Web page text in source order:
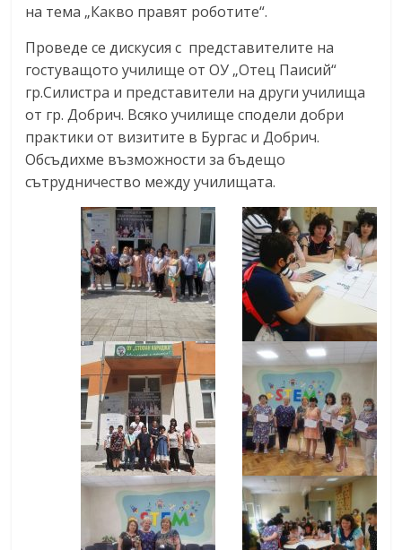
на тема „Какво правят роботите“.
Проведе се дискусия с представителите на
гостуващото училище от ОУ „Отец Паисий“
гр.Силистра и представители на други училища
от гр. Добрич. Всяко училище сподели добри
практики от визитите в Бургас и Добрич.
Обсъдихме възможности за бъдещо
сътрудничество между училищата.